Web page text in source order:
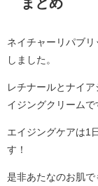
ネイチャーリパブ
しました。
レチナールとナイ
イジングクリームで
エイジングケアは1
す！
是非あたなのお肌で